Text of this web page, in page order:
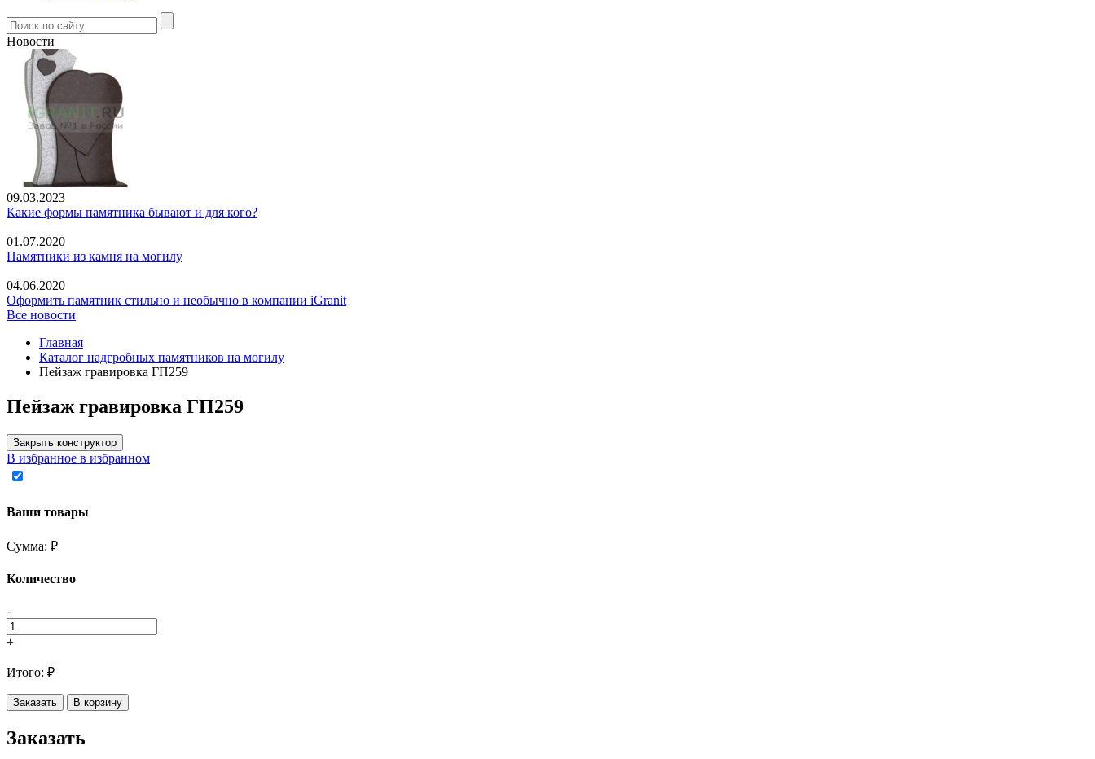
Новости
09.03.2023
Какие формы памятника бывают и для кого?
01.07.2020
Памятники из камня на могилу
04.06.2020
Оформить памятник стильно и необычно в компании iGranit
Все новости
Главная
Каталог надгробных памятников на могилу
Пейзаж гравировка ГП259
Пейзаж гравировка ГП259
Закрыть конструктор
В избранное в избранном
Ваши товары
Сумма: ₽
Количество
-
+
Итого: ₽
Заказать В корзину
Заказать